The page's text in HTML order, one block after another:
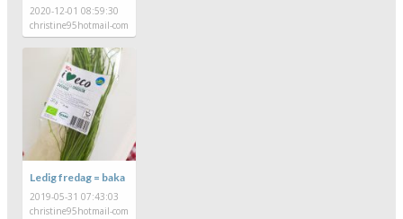
2020-12-01 08:59:30
christine95hotmail-com
Ledig fredag = baka
2019-05-31 07:43:03
christine95hotmail-com